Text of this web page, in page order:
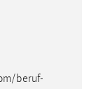
beruf-